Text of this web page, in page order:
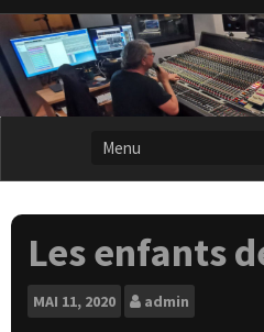
Les enfants
MAI 11, 2020 admin